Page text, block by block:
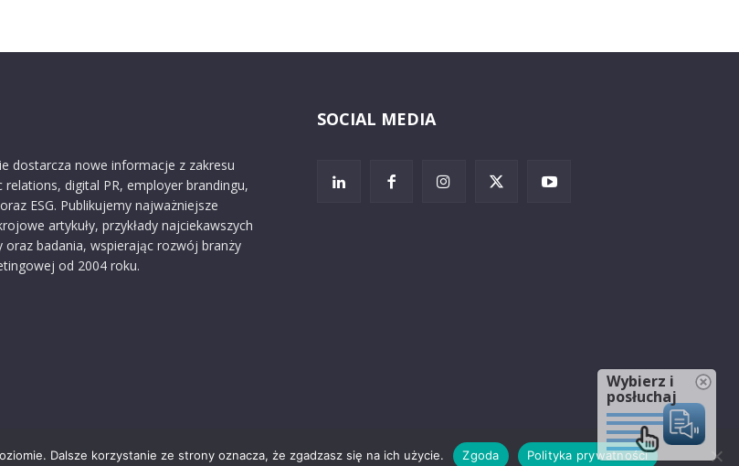
dostarcza nowe informacje z zakresu
relations, digital PR, employer brandingu,
ESG. Publikujemy najważniejsze
artykuły, przykłady najciekawszych
oraz badania, wspierając rozwój branży
od 2004 roku.
SOCIAL MEDIA
Dalsze korzystanie ze strony oznacza, że zgadzasz się na ich użycie. Zgoda Polityka prywatności
Wybierz i
posłuchaj